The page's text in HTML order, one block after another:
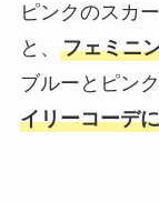
ピンクのスカ
と、 フェミニ
ブルーとピン
イリーコーデ